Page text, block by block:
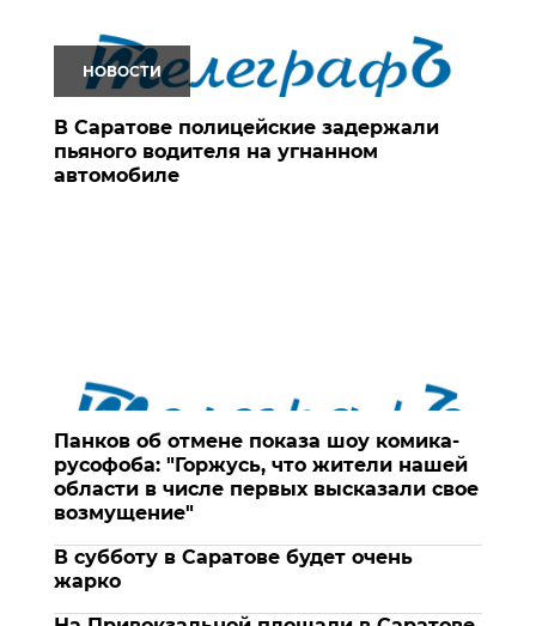
НОВОСТИ
В Саратове полицейские задержали
пьяного водителя на угнанном
автомобиле
Панков об отмене показа шоу комика-
русофоба: "Горжусь, что жители нашей
области в числе первых высказали свое
возмущение"
В субботу в Саратове будет очень
жарко